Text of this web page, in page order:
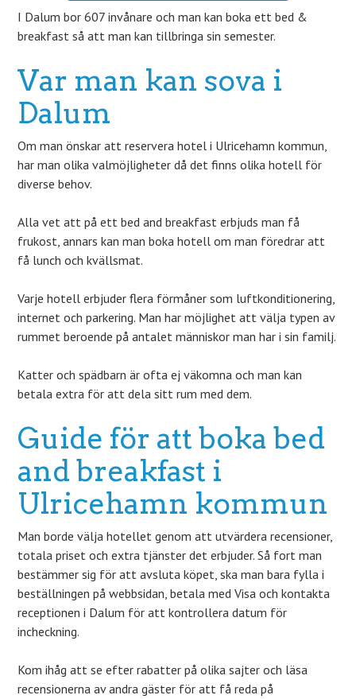
I Dalum bor 607 invånare och man kan boka ett bed &
breakfast så att man kan tillbringa sin semester.
Var man kan sova i
Dalum
Om man önskar att reservera hotel i Ulricehamn kommun,
har man olika valmöjligheter då det finns olika hotell för
diverse behov.
Alla vet att på ett bed and breakfast erbjuds man få
frukost, annars kan man boka hotell om man föredrar att
få lunch och kvällsmat.
Varje hotell erbjuder flera förmåner som luftkonditionering,
internet och parkering. Man har möjlighet att välja typen av
rummet beroende på antalet människor man har i sin familj.
Katter och spädbarn är ofta ej väkomna och man kan
betala extra för att dela sitt rum med dem.
Guide för att boka bed
and breakfast i
Ulricehamn kommun
Man borde välja hotellet genom att utvärdera recensioner,
totala priset och extra tjänster det erbjuder. Så fort man
bestämmer sig för att avsluta köpet, ska man bara fylla i
beställningen på webbsidan, betala med Visa och kontakta
receptionen i Dalum för att kontrollera datum för
incheckning.
Kom ihåg att se efter rabatter på olika sajter och läsa
recensionerna av andra gäster för att få reda på